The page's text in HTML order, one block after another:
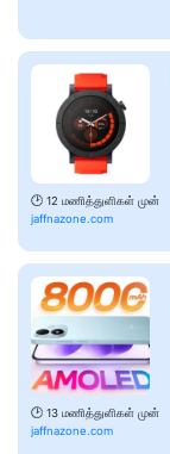
🕑 12 மணித்துளிகள் முன்
jaffnazone.com
🕑 13 மணித்துளிகள் முன்
jaffnazone.com